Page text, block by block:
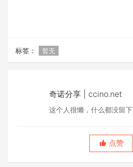
标签： 暂无
奇诺分享 | ccino.net
这个人很懒，什么都没留下
点赞